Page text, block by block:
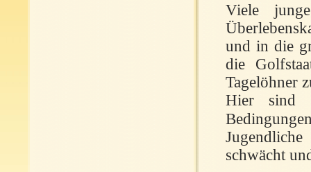
Viele
und in die
die
Tagelöhner
Hier sind
schwächt